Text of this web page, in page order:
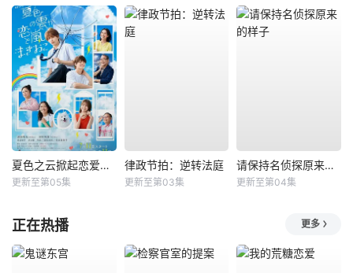
夏色之云掀起恋爱与风暴
更新至第05集
律政节拍：逆转法庭
更新至第03集
请保持名侦探原来的样子
更新至第04集
正在热播 更多